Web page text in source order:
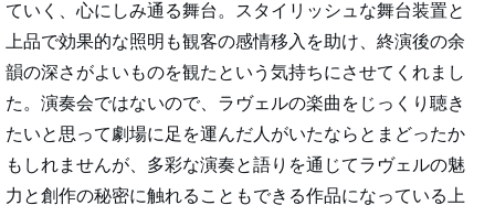
ていく、心にしみ通る舞台。スタイリッシュな舞台装置と
上品で効果的な照明も観客の感情移入を助け、終演後の余
韻の深さがよいものを観たという気持ちにさせてくれまし
た。演奏会ではないので、ラヴェルの楽曲をじっくり聴き
たいと思って劇場に足を運んだ人がいたならとまどったか
もしれませんが、多彩な演奏と語りを通じてラヴェルの魅
力と創作の秘密に触れることもできる作品になっている上